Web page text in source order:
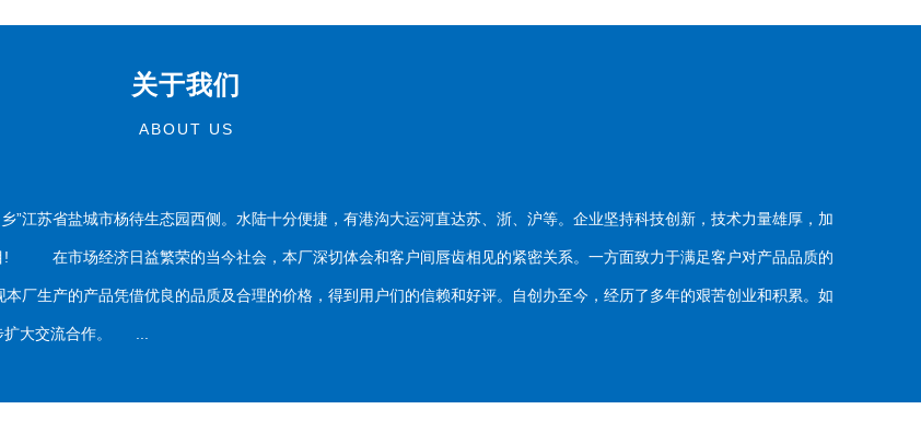
关于我们
ABOUT US
苏省盐城市杨待生态园西侧。水陆十分便捷，有港沟大运河直达苏、浙、沪等。企业坚持科技创新，技术力量雄厚，加
! 在市场经济日益繁荣的当今社会，本厂深切体会和客户间唇齿相见的紧密关系。一方面致力于满足客户对产品品质的
产的产品凭借优良的品质及合理的价格，得到用户们的信赖和好评。自创办至今，经历了多年的艰苦创业和积累。如
扩大交流合作。 ...